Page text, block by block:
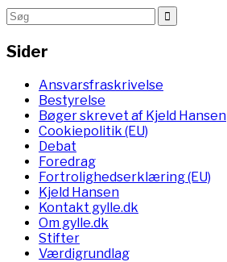
Sider
Ansvarsfraskrivelse
Bestyrelse
Bøger skrevet af Kjeld Hansen
Cookiepolitik (EU)
Debat
Foredrag
Fortrolighedserklæring (EU)
Kjeld Hansen
Kontakt gylle.dk
Om gylle.dk
Stifter
Værdigrundlag